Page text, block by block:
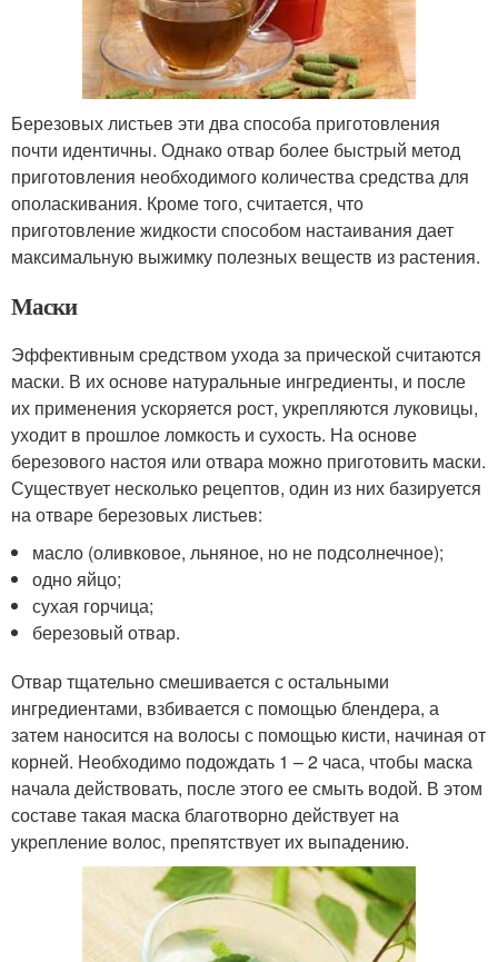
Березовых листьев эти два способа приготовления
почти идентичны. Однако отвар более быстрый метод
приготовления необходимого количества средства для
ополаскивания. Кроме того, считается, что
приготовление жидкости способом настаивания дает
максимальную выжимку полезных веществ из растения.
Маски
Эффективным средством ухода за прической считаются
маски. В их основе натуральные ингредиенты, и после
их применения ускоряется рост, укрепляются луковицы,
уходит в прошлое ломкость и сухость. На основе
березового настоя или отвара можно приготовить маски.
Существует несколько рецептов, один из них базируется
на отваре березовых листьев:
масло (оливковое, льняное, но не подсолнечное);
одно яйцо;
сухая горчица;
березовый отвар.
Отвар тщательно смешивается с остальными
ингредиентами, взбивается с помощью блендера, а
затем наносится на волосы с помощью кисти, начиная от
корней. Необходимо подождать 1 – 2 часа, чтобы маска
начала действовать, после этого ее смыть водой. В этом
составе такая маска благотворно действует на
укрепление волос, препятствует их выпадению.